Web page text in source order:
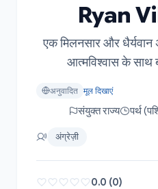
Ryan
एक मिलनसार और
आत्मविश्वास के साथ
अनुवादित मूल दिखाएं
संयुक्त राज्य पर्थ
अंग्रेज़ी
0.0 (0)